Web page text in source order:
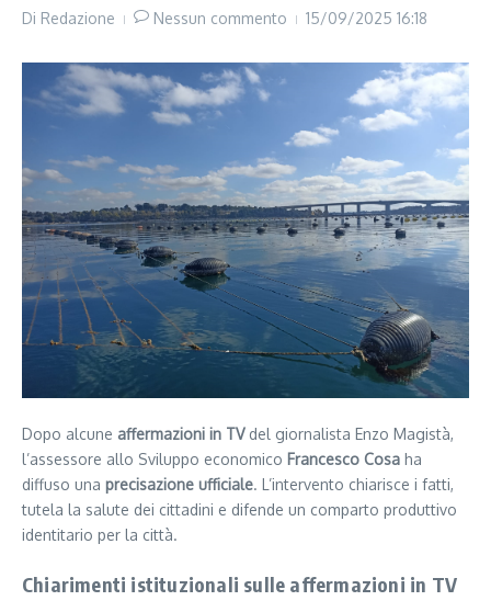
Di Redazione Nessun commento 15/09/2025 16:18
Dopo alcune affermazioni in TVdel giornalista Enzo Magistà,
l’assessore allo Sviluppo economico Francesco Cosa ha
diffuso una precisazione ufficiale. L’intervento chiarisce i fatti,
tutela la salute dei cittadini e difende un comparto produttivo
identitario per la città.
Chiarimenti istituzionali sulle affermazioni in TV